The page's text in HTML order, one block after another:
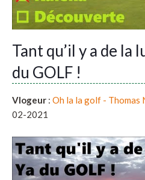
Tant qu’il y a de la
du GOLF !
Vlogeur : Oh la la golf - Thomas
02-2021